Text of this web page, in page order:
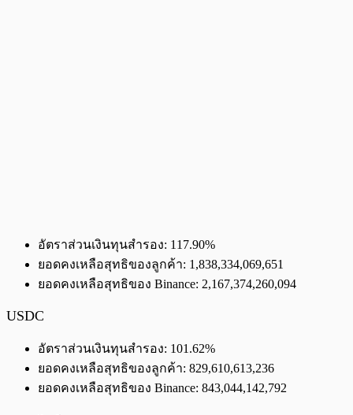
อัตราส่วนเงินทุนสำรอง: 117.90%
ยอดคงเหลือสุทธิของลูกค้า: 1,838,334,069,651
ยอดคงเหลือสุทธิของ Binance: 2,167,374,260,094
USDC
อัตราส่วนเงินทุนสำรอง: 101.62%
ยอดคงเหลือสุทธิของลูกค้า: 829,610,613,236
ยอดคงเหลือสุทธิของ Binance: 843,044,142,792